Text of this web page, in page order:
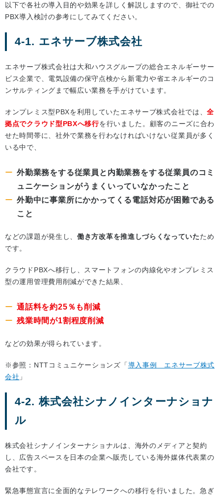
以下で各社の導入目的や効果を詳しく解説しますので、御社での
PBX導入検討の参考にしてみてください。
4-1. エネサーブ株式会社
エネサーブ株式会社は大和ハウスグループの総合エネルギーサー
ビス企業で、電気設備の保守点検から新電力や省エネルギーのコ
ンサルティングまで幅広い業務を手がけています。
オンプレミス型PBXを利用していたエネサーブ株式会社では、全
拠点でクラウド型PBXへ移行を行いました。顧客のニーズに合わ
せた時間帯に、社外で業務を行わなければいけない従業員が多く
いる中で、
外勤業務をする従業員と内勤業務をする従業員のコミ
ュニケーションがうまくいっていなかったこと
外勤中に事業所にかかってくる電話対応が困難である
こと
などの課題が発生し、 働き方改革を推進しづらくなっていたため
です。
クラウドPBXへ移行し、スマートフォンの内線化やオンプレミス
型の運用管理費用削減ができた結果、
通話料を約25％も削減
残業時間が1割程度削減
などの効果が得られています。
※参照：NTTコミュニケーションズ「導入事例 エネサーブ株式
会社 」
4-2. 株式会社シナノインターナショナ
ル
株式会社シナノインターナショナルは、海外のメディアと契約
し、広告スペースを日本の企業へ販売している海外媒体代表業の
会社です。
緊急事態宣言に全面的なテレワークへの移行を行いました。急ぎ